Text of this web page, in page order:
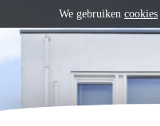
We gebruiken cookies